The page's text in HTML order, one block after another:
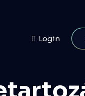
Login